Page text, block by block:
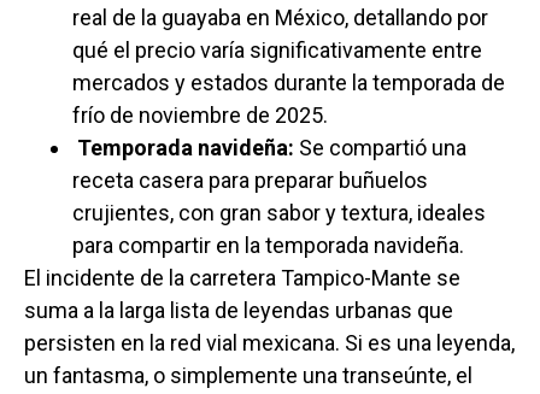
real de la guayaba en México, detallando por
qué el precio varía significativamente entre
mercados y estados durante la temporada de
frío de noviembre de 2025.
Temporada navideña: Se compartió una
receta casera para preparar buñuelos
crujientes, con gran sabor y textura, ideales
para compartir en la temporada navideña.
El incidente de la carretera Tampico-Mante se
suma a la larga lista de leyendas urbanas que
persisten en la red vial mexicana. Si es una leyenda,
un fantasma, o simplemente una transeúnte, el